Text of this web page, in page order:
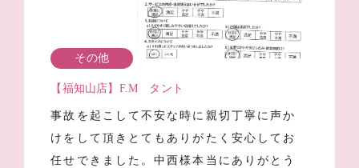
その他
【福知山店】F.M タント
事故を起こして不安な時に親切丁寧に声か
けをして頂きとてもありがたく安心してお
任せできました。中西様本当にありがとう